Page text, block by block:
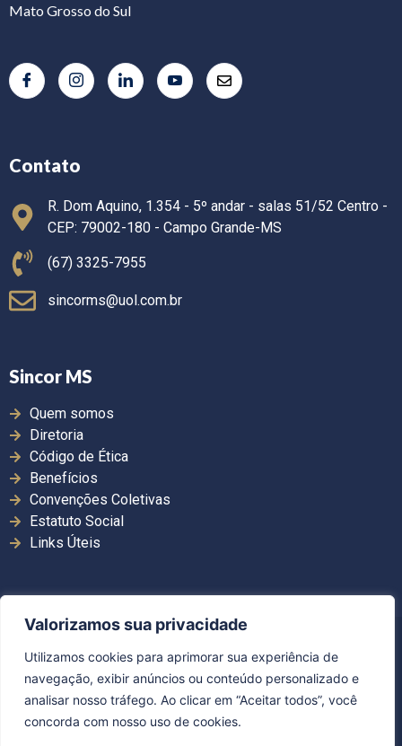
Valorizamos sua privacidade
Utilizamos cookies para aprimorar sua experiência de
navegação, exibir anúncios ou conteúdo personalizado e
analisar nosso tráfego. Ao clicar em “Aceitar todos”, você
concorda com nosso uso de cookies.
Mato Grosso do Sul
Contato
R. Dom Aquino, 1.354 - 5º andar - salas 51/52 Centro -
CEP: 79002-180 - Campo Grande-MS
(67) 3325-7955
sincorms@uol.com.br
Sincor MS
Quem somos
Diretoria
Código de Ética
Benefícios
Convenções Coletivas
Estatuto Social
Links Úteis
Copyright ©2026. Sincor MS | Todos os direitos
reservados.
Desenvolvido por Guerra Comunicação